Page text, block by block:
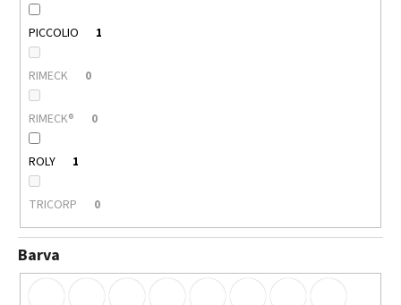
PICCOLIO 1
RIMECK 0
RIMECK® 0
ROLY 1
TRICORP 0
Barva